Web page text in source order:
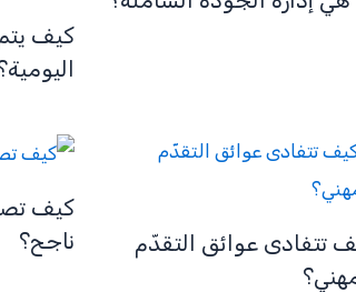
كيف
تتفادى عوائق التقدّم
كيف
ناجح؟